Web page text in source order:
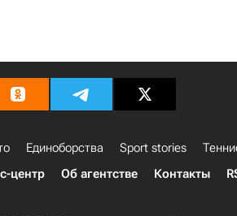
Единоборства Sport stories
центр Об агентстве Контакты